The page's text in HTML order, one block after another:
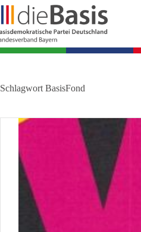
Zum
Inhalt
springen
Schlagwort BasisFond